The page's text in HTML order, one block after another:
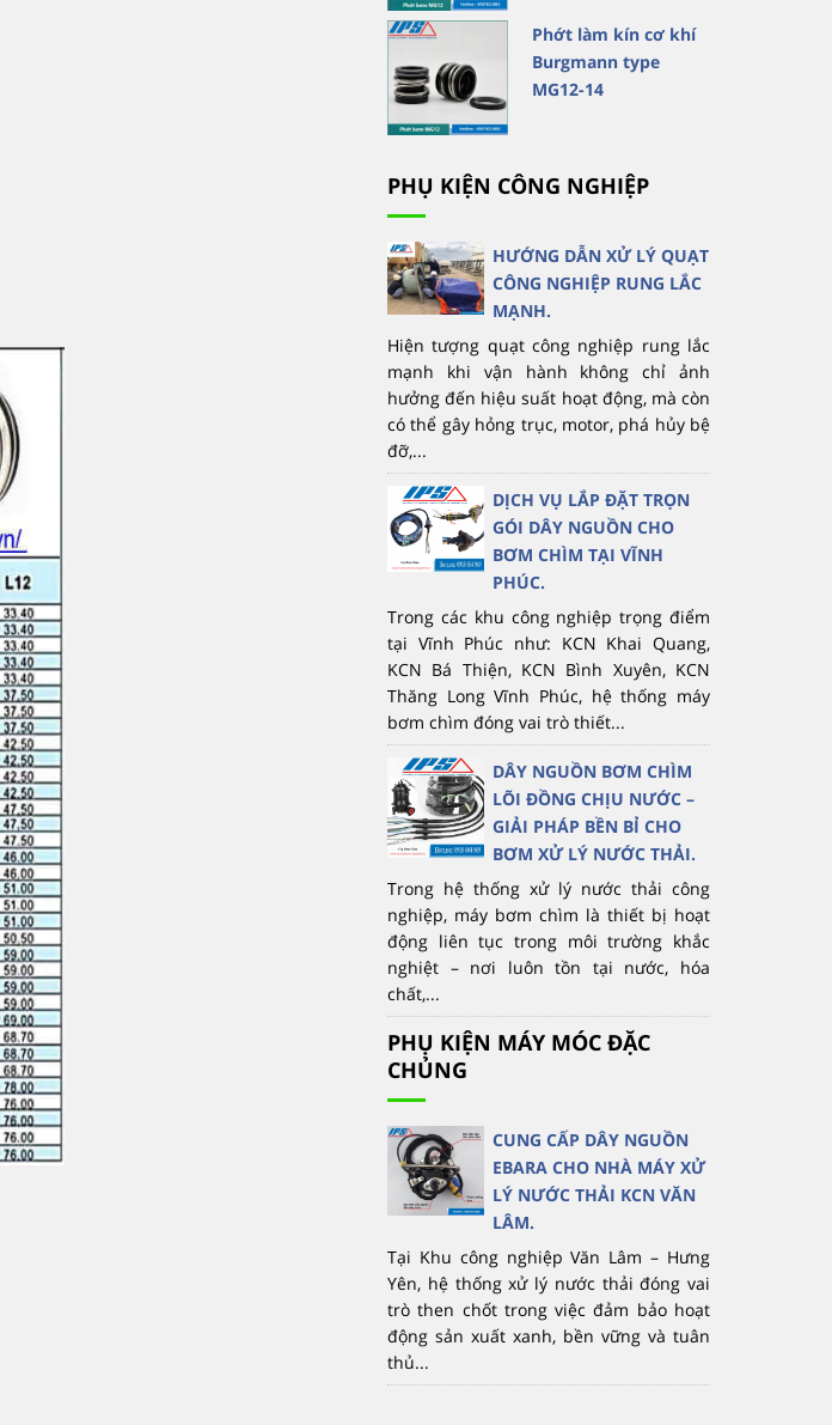
Phớt làm kín cơ khí
Burgmann type
MG12-14
PHỤ KIỆN CÔNG NGHIỆP
HƯỚNG DẪN XỬ LÝ QUẠT
CÔNG NGHIỆP RUNG LẮC
MẠNH.
Hiện tượng quạt công nghiệp rung lắc
mạnh khi vận hành không chỉ ảnh
hưởng đến hiệu suất hoạt động, mà còn
có thể gây hỏng trục, motor, phá hủy bệ
đỡ,...
DỊCH VỤ LẮP ĐẶT TRỌN
GÓI DÂY NGUỒN CHO
BƠM CHÌM TẠI VĨNH
PHÚC.
Trong các khu công nghiệp trọng điểm
tại Vĩnh Phúc như: KCN Khai Quang,
KCN Bá Thiện, KCN Bình Xuyên, KCN
Thăng Long Vĩnh Phúc, hệ thống máy
bơm chìm đóng vai trò thiết...
DÂY NGUỒN BƠM CHÌM
LÕI ĐỒNG CHỊU NƯỚC –
GIẢI PHÁP BỀN BỈ CHO
BƠM XỬ LÝ NƯỚC THẢI.
Trong hệ thống xử lý nước thải công
nghiệp, máy bơm chìm là thiết bị hoạt
động liên tục trong môi trường khắc
nghiệt – nơi luôn tồn tại nước, hóa
chất,...
PHỤ KIỆN MÁY MÓC ĐẶC
CHỦNG
CUNG CẤP DÂY NGUỒN
EBARA CHO NHÀ MÁY XỬ
LÝ NƯỚC THẢI KCN VĂN
LÂM.
Tại Khu công nghiệp Văn Lâm – Hưng
Yên, hệ thống xử lý nước thải đóng vai
trò then chốt trong việc đảm bảo hoạt
động sản xuất xanh, bền vững và tuân
thủ...